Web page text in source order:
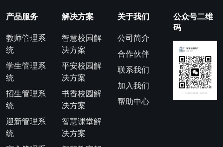
产品服务
教师管理系
统
学生管理系
统
招生管理系
统
迎新管理系
统
解决方案
智慧校园解
决方案
平安校园解
决方案
书香校园解
决方案
智慧课堂解
决方案
关于我们
公司简介
合作伙伴
联系我们
加入我们
帮助中心
公众号二维
码